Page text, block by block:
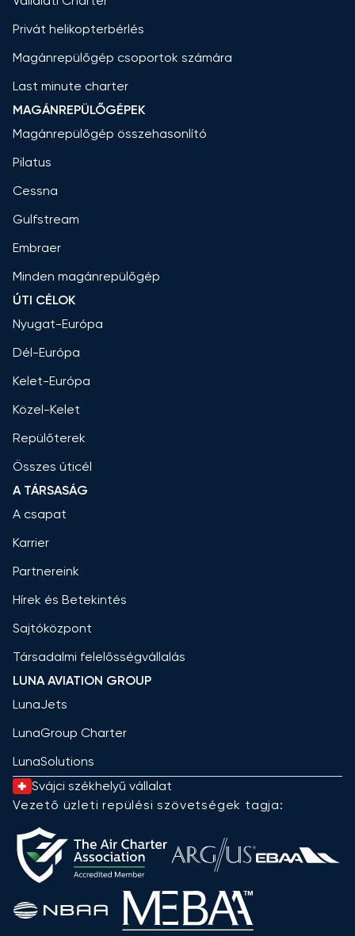
Privát helikopterbérlés
Magánrepülőgép csoportok számára
Last minute charter
MAGÁNREPÜLŐGÉPEK
Magánrepülőgép összehasonlító
Pilatus
Cessna
Gulfstream
Embraer
Minden magánrepülőgép
ÚTI CÉLOK
Nyugat-Európa
Dél-Európa
Kelet-Európa
Közel-Kelet
Repülőterek
Összes úticél
A TÁRSASÁG
A csapat
Karrier
Partnereink
Hírek és Betekintés
Sajtóközpont
Társadalmi felelősségvállalás
LUNA AVIATION GROUP
LunaJets
LunaGroup Charter
LunaSolutions
Svájci székhelyű vállalat
Vezető üzleti repülési szövetségek tagja: